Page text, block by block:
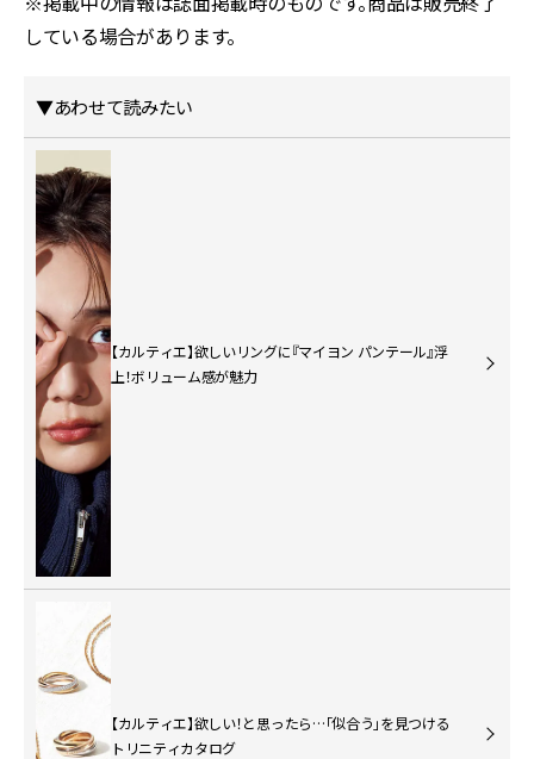
している場合があります。
▼あわせて読みたい
【カルティエ】欲しいリングに『マイヨン パンテール』浮
上！ボリューム感が魅力
【カルティエ】欲しい！と思ったら…「似合う」を見つける
トリニティカタログ